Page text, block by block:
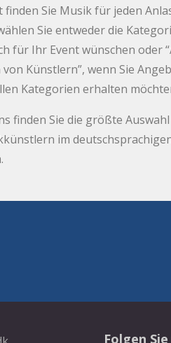
finden Sie Musik für jeden
Sie entweder die
für Ihr Event wünschen oder
Künstlern”, wenn Sie
Kategorien erhalten
finden Sie die größte
im
Folgen